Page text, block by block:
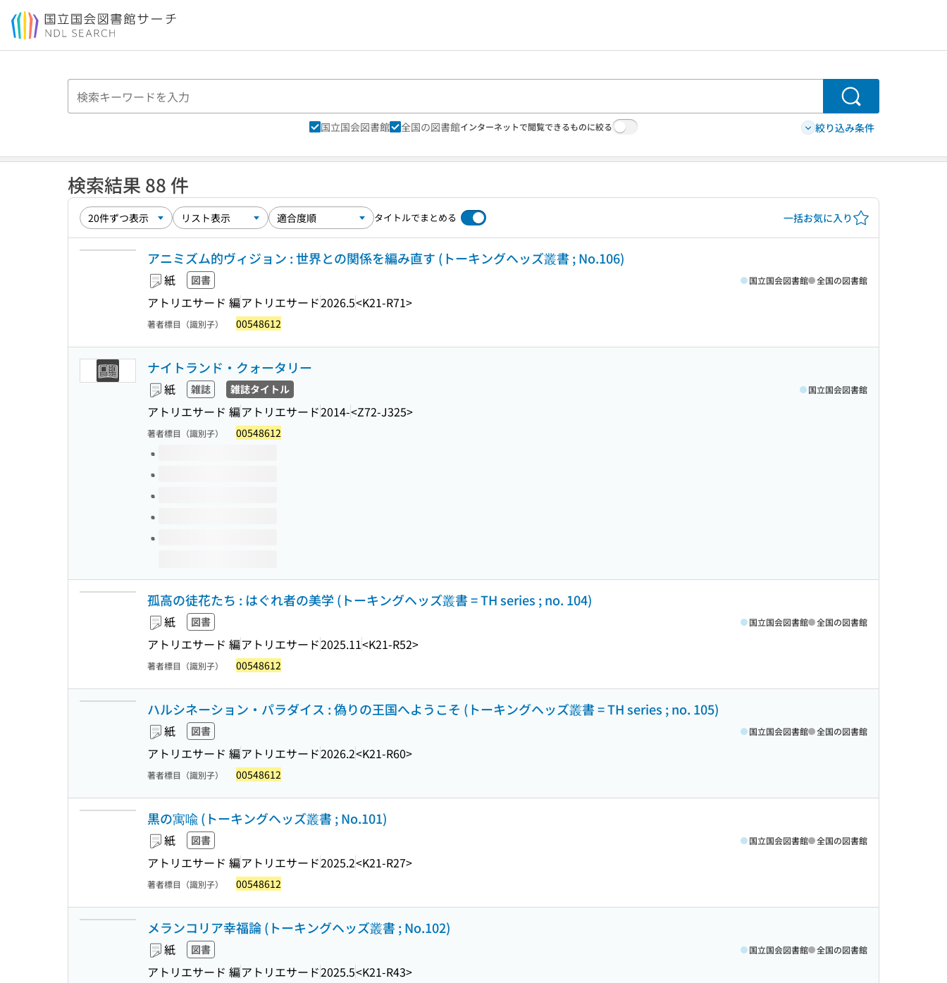
本文へ移動
検索
国立国会図書館 全国の図書館インターネットで閲覧できるものに絞る 絞り込み条件
検索結果 88 件
タイトルでまとめる 一括お気に入り
アニミズム的ヴィジョン : 世界との関係を編み直す (トーキングヘッズ叢書 ; No.106)
紙 図書
アトリエサード 編アトリエサード2026.5<K21-R71>
国立国会図書館 全国の図書館
著者標目（識別子） 00548612
ナイトランド・クォータリー
紙 雑誌 雑誌タイトル
アトリエサード 編アトリエサード2014-<Z72-J325>
国立国会図書館
著者標目（識別子） 00548612
このタイトルの巻号
孤高の徒花たち : はぐれ者の美学 (トーキングヘッズ叢書 = TH series ; no. 104)
紙 図書
アトリエサード 編アトリエサード2025.11<K21-R52>
国立国会図書館 全国の図書館
著者標目（識別子） 00548612
ハルシネーション・パラダイス : 偽りの王国へようこそ (トーキングヘッズ叢書 = TH series ; no. 105)
紙 図書
アトリエサード 編アトリエサード2026.2<K21-R60>
国立国会図書館 全国の図書館
著者標目（識別子） 00548612
黒の寓喩 (トーキングヘッズ叢書 ; No.101)
紙 図書
アトリエサード 編アトリエサード2025.2<K21-R27>
国立国会図書館 全国の図書館
著者標目（識別子） 00548612
メランコリア幸福論 (トーキングヘッズ叢書 ; No.102)
紙 図書
アトリエサード 編アトリエサード2025.5<K21-R43>
国立国会図書館 全国の図書館